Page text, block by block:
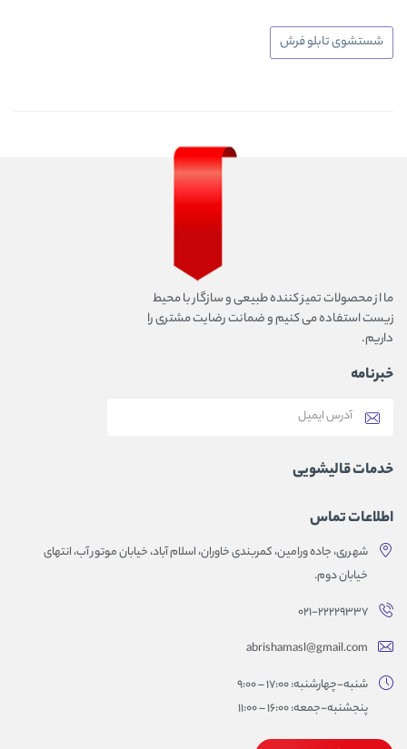
شستشوی تابلو فرش
ما از محصولات تمیز کننده طبیعی و سازگار با محیط
زیست استفاده می کنیم و ضمانت رضایت مشتری را
داریم.
خبرنامه
خدمات قالیشویی
اطلاعات تماس
شهرری، جاده ورامین، کمربندی خاوران، اسلام آباد، خیابان موتور آب، انتهای
خیابان دوم.
۰۲۱-۲۲۲۲۹۳۳۷
abrishamasl@gmail.com
شنبه-چهارشنبه: 17:00 – 9:00
پنجشنبه-جمعه: 16:00 – 11:00